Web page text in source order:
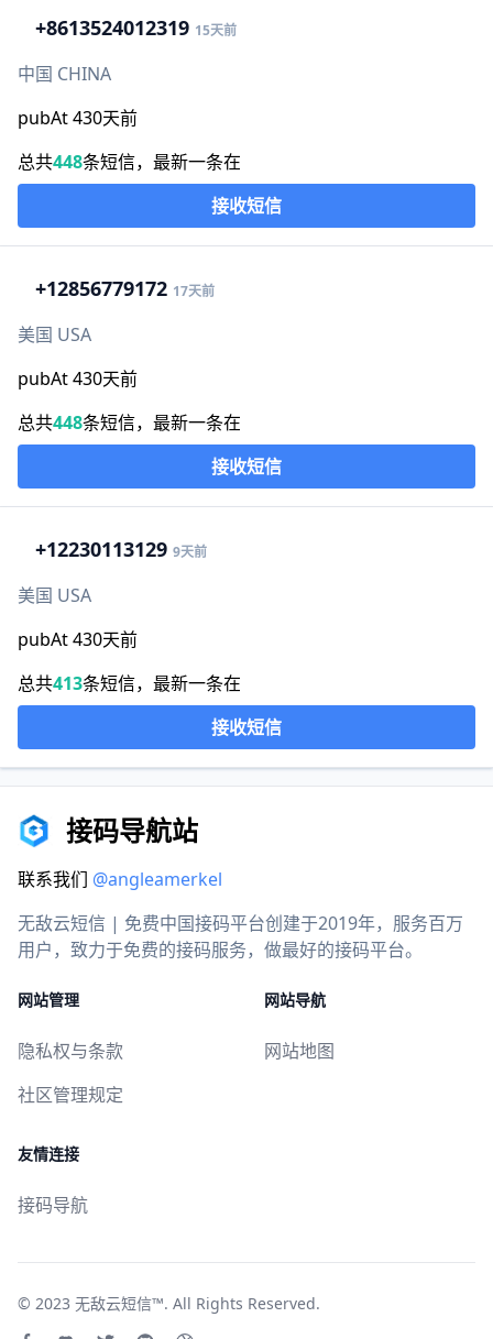
+8613524012319 15天前
中国 CHINA
pubAt 430天前
总共448条短信，最新一条在
接收短信
+12856779172 17天前
美国 USA
pubAt 430天前
总共448条短信，最新一条在
接收短信
+12230113129 9天前
美国 USA
pubAt 430天前
总共413条短信，最新一条在
接收短信
接码导航站
联系我们 @angleamerkel
无敌云短信 | 免费中国接码平台创建于2019年，服务百万
用户，致力于免费的接码服务，做最好的接码平台。
网站管理
隐私权与条款
社区管理规定
网站导航
网站地图
友情连接
接码导航
© 2023 无敌云短信™. All Rights Reserved.